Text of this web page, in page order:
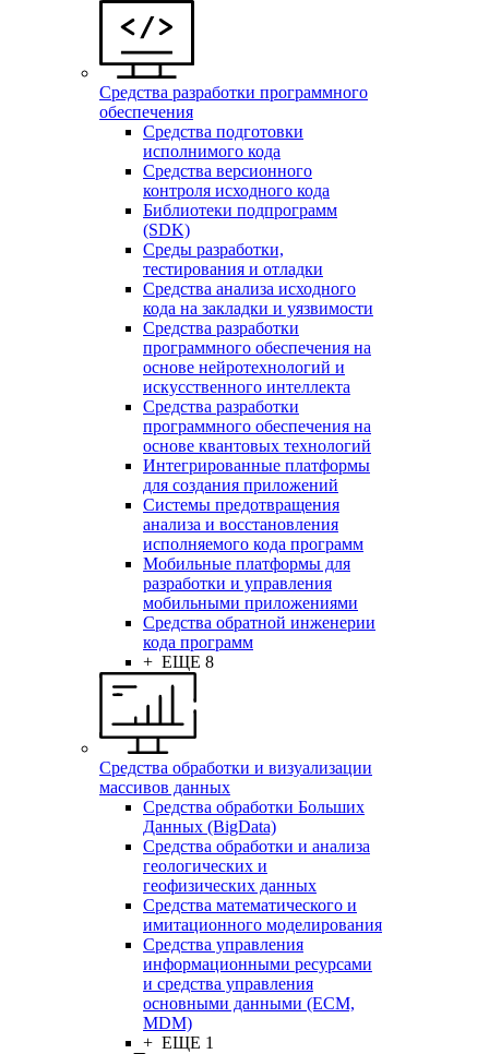
Средства разработки программного
обеспечения
Средства подготовки
исполнимого кода
Средства версионного
контроля исходного кода
Библиотеки подпрограмм
(SDK)
Среды разработки,
тестирования и отладки
Средства анализа исходного
кода на закладки и уязвимости
Средства разработки
программного обеспечения на
основе нейротехнологий и
искусственного интеллекта
Средства разработки
программного обеспечения на
основе квантовых технологий
Интегрированные платформы
для создания приложений
Системы предотвращения
анализа и восстановления
исполняемого кода программ
Мобильные платформы для
разработки и управления
мобильными приложениями
Средства обратной инженерии
кода программ
+ ЕЩЕ 8
Средства обработки и визуализации
массивов данных
Средства обработки Больших
Данных (BigData)
Средства обработки и анализа
геологических и
геофизических данных
Средства математического и
имитационного моделирования
Средства управления
информационными ресурсами
и средства управления
основными данными (ECM,
MDM)
+ ЕЩЕ 1